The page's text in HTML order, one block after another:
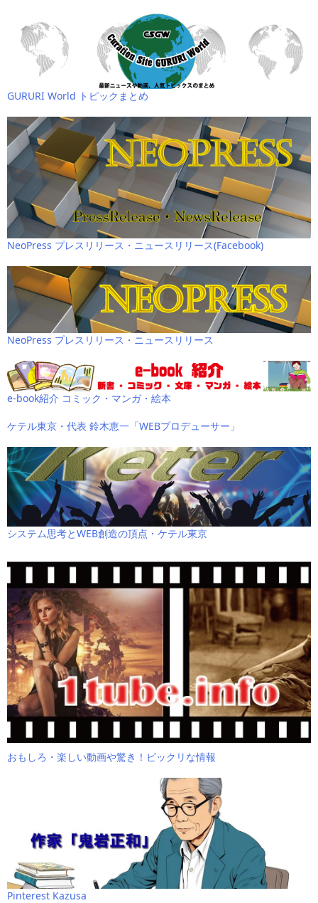
GURURI World トピックまとめ
NeoPress プレスリリース・ニュースリリース(Facebook)
NeoPress プレスリリース・ニュースリリース
e-book紹介 コミック・マンガ・絵本
ケテル東京・代表 鈴木恵一「WEBプロデューサー」
システム思考とWEB創造の頂点・ケテル東京
おもしろ・楽しい動画や驚き！ビックリな情報
Pinterest Kazusa